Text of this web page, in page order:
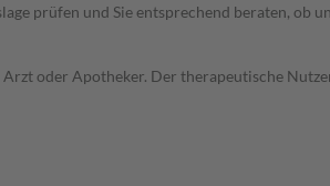
prüfen und Sie entsprechend beraten, ob
oder Apotheker. Der therapeutische